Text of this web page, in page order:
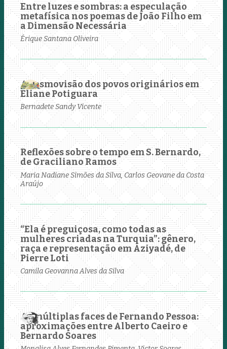
Entre luzes e sombras: a especulação
metafísica nos poemas de João Filho em
a Dimensão Necessária
Érique Santana Oliveira
A cosmovisão dos povos originários em
Eliane Potiguara
Bernadete Sandy Vicente
Reflexões sobre o tempo em S. Bernardo,
de Graciliano Ramos
Maria Nadiane Simões da Silva, Carlos Geovane da Costa
Araújo
“Ela é preguiçosa, como todas as
mulheres criadas na Turquia”: gênero,
raça e representação em Aziyadé, de
Pierre Loti
Camila Geovanna Alves da Silva
As múltiplas faces de Fernando Pessoa:
aproximações entre Alberto Caeiro e
Bernardo Soares